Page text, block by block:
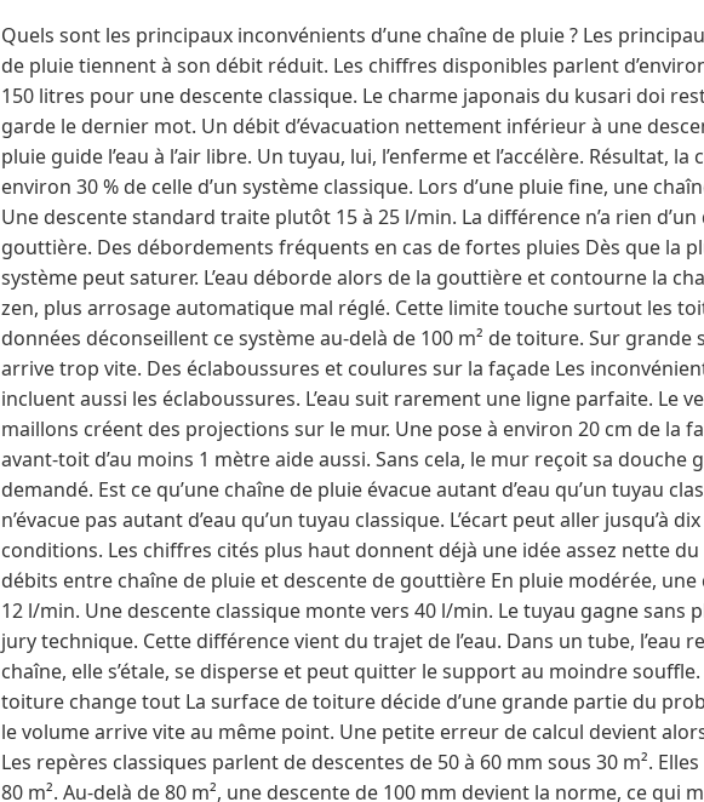
Quels sont les principaux inconvénients d’une chaîne de pluie ? Les
de pluie tiennent à son débit réduit. Les chiffres disponibles parlent
150 litres pour une descente classique. Le charme japonais du kusari doi
garde le dernier mot. Un débit d’évacuation nettement inférieur à une
pluie guide l’eau à l’air libre. Un tuyau, lui, l’enferme et l’accélère. Résultat,
environ 30 % de celle d’un système classique. Lors d’une pluie fine, une
Une descente standard traite plutôt 15 à 25 l/min. La différence n’a rien
gouttière. Des débordements fréquents en cas de fortes pluies Dès que la
système peut saturer. L’eau déborde alors de la gouttière et contourne la
zen, plus arrosage automatique mal réglé. Cette limite touche surtout les
données déconseillent ce système au-delà de 100 m² de toiture. Sur grande
arrive trop vite. Des éclaboussures et coulures sur la façade Les
incluent aussi les éclaboussures. L’eau suit rarement une ligne parfaite. Le
maillons créent des projections sur le mur. Une pose à environ 20 cm de la
avant-toit d’au moins 1 mètre aide aussi. Sans cela, le mur reçoit sa douche
demandé. Est ce qu’une chaîne de pluie évacue autant d’eau qu’un tuyau
n’évacue pas autant d’eau qu’un tuyau classique. L’écart peut aller jusqu’à
conditions. Les chiffres cités plus haut donnent déjà une idée assez nette
débits entre chaîne de pluie et descente de gouttière En pluie modérée,
12 l/min. Une descente classique monte vers 40 l/min. Le tuyau gagne sans
jury technique. Cette différence vient du trajet de l’eau. Dans un tube, l’eau
chaîne, elle s’étale, se disperse et peut quitter le support au moindre
toiture change tout La surface de toiture décide d’une grande partie du
le volume arrive vite au même point. Une petite erreur de calcul devient
Les repères classiques parlent de descentes de 50 à 60 mm sous 30 m².
80 m². Au-delà de 80 m², une descente de 100 mm devient la norme, ce qui